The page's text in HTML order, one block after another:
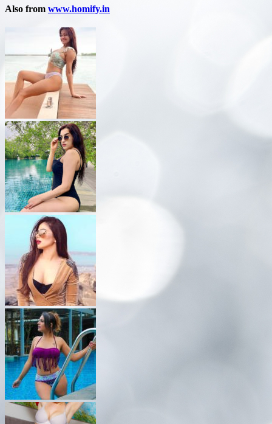
Also from www.homify.in